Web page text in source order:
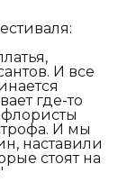
И все
где-то
И мы
наставили
стоят на